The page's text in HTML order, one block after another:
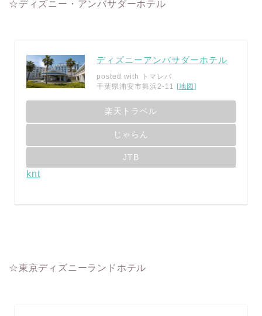
☆ディズニー・アンバサダーホテル
ディズニーアンバサダーホテル
posted with
トマレバ
千葉県浦安市舞浜2-11 [地図]
楽天トラベル
じゃらん
JTB
knt
☆東京ディズニーランドホテル